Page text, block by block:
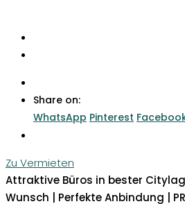
Share on:
WhatsApp Pinterest
Zu Vermieten
Attraktive Büros in bester
Wunsch | Perfekte Anbindung |